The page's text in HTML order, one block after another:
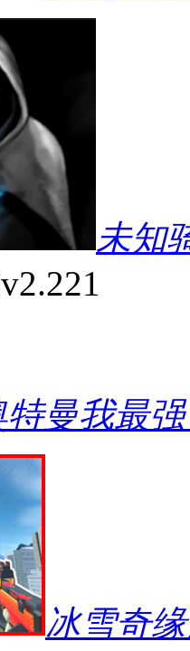
未知
v2.221
特曼我最
冰雪奇